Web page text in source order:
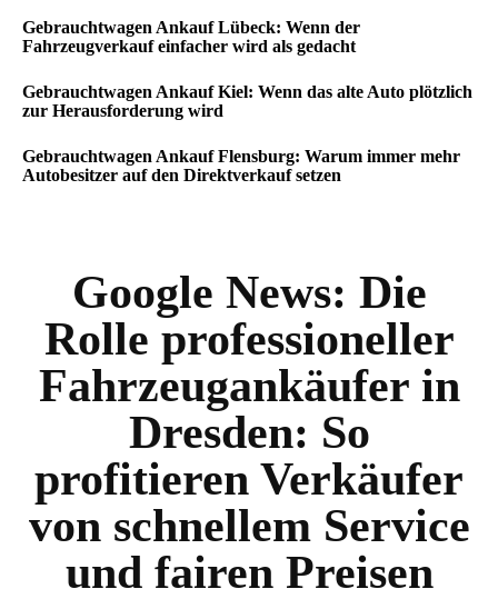
Gebrauchtwagen Ankauf Lübeck: Wenn der
Fahrzeugverkauf einfacher wird als gedacht
Gebrauchtwagen Ankauf Kiel: Wenn das alte Auto plötzlich
zur Herausforderung wird
Gebrauchtwagen Ankauf Flensburg: Warum immer mehr
Autobesitzer auf den Direktverkauf setzen
Google News: Die
Rolle professioneller
Fahrzeugankäufer in
Dresden: So
profitieren Verkäufer
von schnellem Service
und fairen Preisen